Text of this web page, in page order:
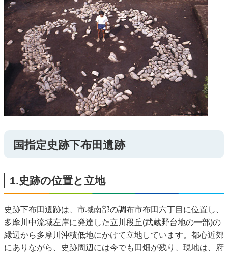
国指定史跡下布田遺跡
1.史跡の位置と立地
史跡下布田遺跡は、市域南部の調布市布田六丁目に位置し、
多摩川中流域左岸に発達した立川段丘(武蔵野台地の一部)の
縁辺から多摩川沖積低地にかけて立地しています。都心近郊
にありながら、史跡周辺には今でも田畑が残り、現地は、府